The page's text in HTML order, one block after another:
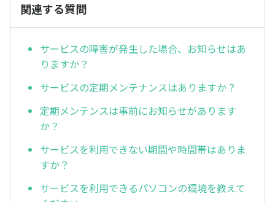
関連する質問
サービスの障害が発生した場合、お知らせはあ
りますか？
サービスの定期メンテナンスはありますか？
定期メンテンスは事前にお知らせがあります
か？
サービスを利用できない期間や時間帯はありま
すか？
サービスを利用できるパソコンの環境を教えて